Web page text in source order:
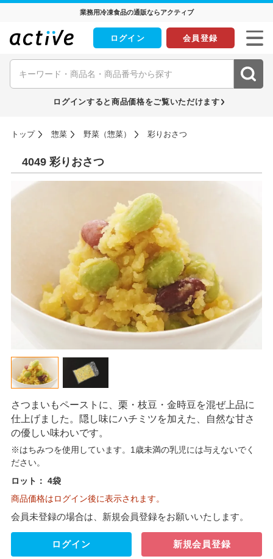
業務用冷凍食品の通販ならアクティブ
ログイン 会員登録
ログインすると商品価格をご覧いただけます
トップ 惣菜 野菜（惣菜） 彩りおさつ
4049 彩りおさつ
さつまいもペーストに、栗・枝豆・金時豆を混ぜ上品に
仕上げました。隠し味にハチミツを加えた、自然な甘さ
の優しい味わいです。
※はちみつを使用しています。1歳未満の乳児には与えないでく
ださい。
ロット： 4袋
商品価格はログイン後に表示されます。
会員未登録の場合は、新規会員登録をお願いいたします。
ログイン 新規会員登録